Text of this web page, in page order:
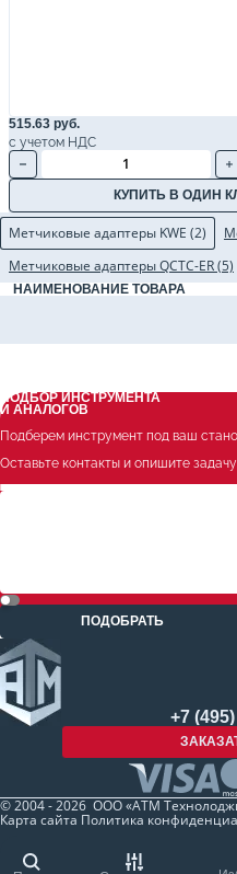
515.63 руб.
с учетом НДС
КУПИТЬ В ОДИН
Метчиковые адаптеры KWE (2)
Метчиковые адаптеры QCTC-ER (5)
НАИМЕНОВАНИЕ ТОВАРА
ПОДБОР ИНСТРУМЕНТА
И АНАЛОГОВ
Подберем инструмент под ваш
Оставьте контакты и опишите
ПОДОБРАТЬ
+7
© 2004 - 2026 ООО «АТМ
Карта сайта Политика